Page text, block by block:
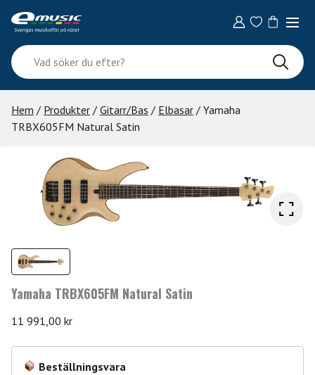
content
Vad
söker
du
efter?
Hem / Produkter / Gitarr/Bas / Elbasar / Yamaha
TRBX605FM Natural Satin
Yamaha TRBX605FM Natural Satin
11 991,00 kr
Beställningsvara